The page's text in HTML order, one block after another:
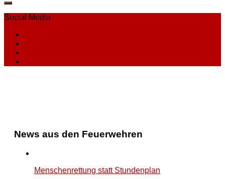
Social Media
News aus den Feuerwehren
Menschenrettung statt Stundenplan